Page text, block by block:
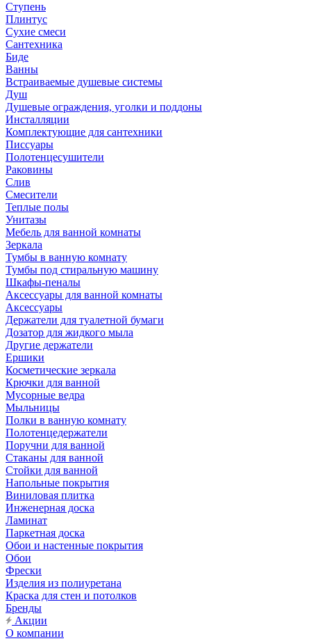
Ступень
Плинтус
Сухие смеси
Сантехника
Биде
Ванны
Встраиваемые душевые системы
Душ
Душевые ограждения, уголки и поддоны
Инсталляции
Комплектующие для сантехники
Писсуары
Полотенцесушители
Раковины
Слив
Смесители
Теплые полы
Унитазы
Мебель для ванной комнаты
Зеркала
Тумбы в ванную комнату
Тумбы под стиральную машину
Шкафы-пеналы
Аксессуары для ванной комнаты
Аксессуары
Держатели для туалетной бумаги
Дозатор для жидкого мыла
Другие держатели
Ершики
Косметические зеркала
Крючки для ванной
Мусорные ведра
Мыльницы
Полки в ванную комнату
Полотенцедержатели
Поручни для ванной
Стаканы для ванной
Стойки для ванной
Напольные покрытия
Виниловая плитка
Инженерная доска
Ламинат
Паркетная доска
Обои и настенные покрытия
Обои
Фрески
Изделия из полиуретана
Краска для стен и потолков
Бренды
Акции
О компании